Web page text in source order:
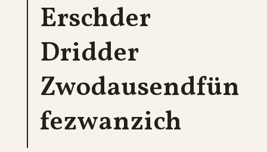
Erschder
Dridder
Zwodausendfün
fezwanzich